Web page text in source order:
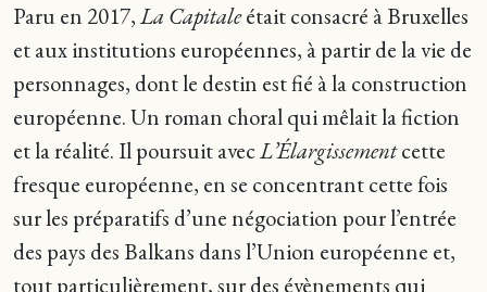
Paru en 2017,La Capitaleétait consacré à Bruxelles
et aux institutions européennes, à partir de la vie de
personnages, dont le destin est fié à la construction
européenne. Un roman choral qui mêlait la fiction
et la réalité. Il poursuit avecL’Élargissementcette
fresque européenne, en se concentrant cette fois
sur les préparatifs d’une négociation pour l’entrée
des pays des Balkans dans l’Union européenne et,
tout particulièrement, sur des évènements qui